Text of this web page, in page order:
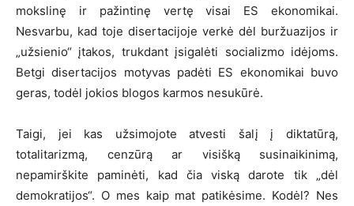
mokslinę ir pažintinę vertę visai ES ekonomikai.
Nesvarbu, kad toje disertacijoje verkė dėl buržuazijos ir
„užsienio“ įtakos, trukdant įsigalėti socializmo idėjoms.
Betgi disertacijos motyvas padėti ES ekonomikai buvo
geras, todėl jokios blogos karmos nesukūrė.
Taigi, jei kas užsimojote atvesti šalį į diktatūrą,
totalitarizmą, cenzūrą ar visišką susinaikinimą,
nepamirškite paminėti, kad čia viską darote tik „dėl
demokratijos“. O mes kaip mat patikėsime. Kodėl? Nes